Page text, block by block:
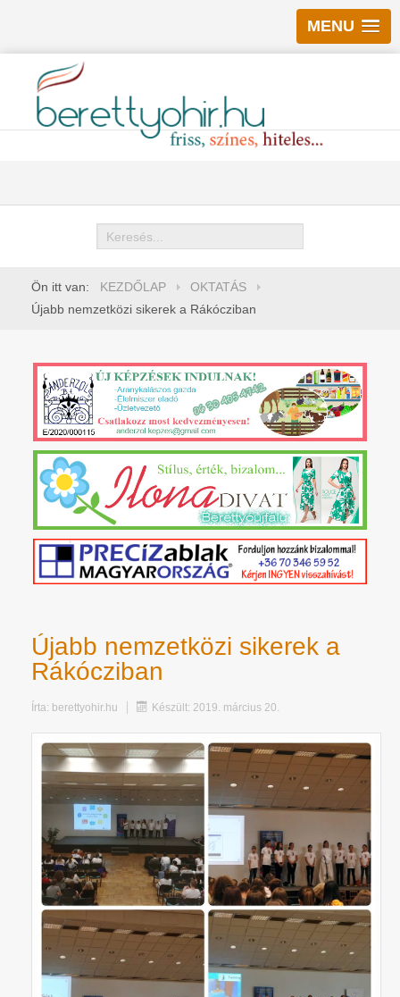
MENU
Keresés
Ön itt van: KEZDŐLAP
OKTATÁS
Újabb nemzetközi sikerek a Rákócziban
Újabb nemzetközi sikerek a
Rákócziban
Írta: berettyohir.hu Készült: 2019. március 20.